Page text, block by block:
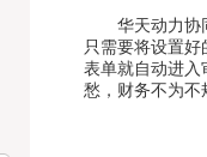
华天动力协同
只需要将设置好
表单就自动进入
愁，财务不为不